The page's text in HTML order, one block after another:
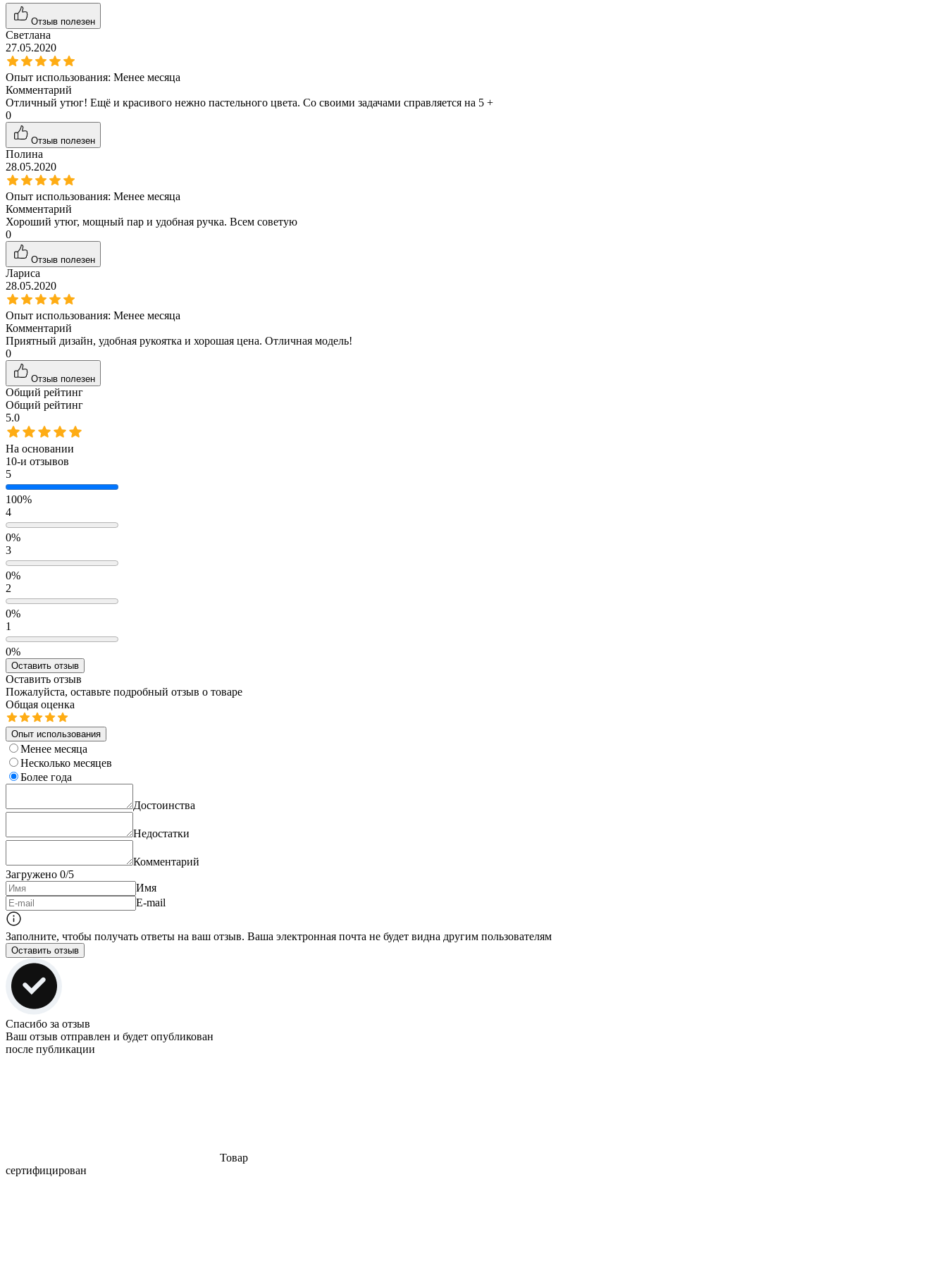
Отзыв полезен
Светлана
27.05.2020
Опыт использования: Менее месяца
Комментарий
Отличный утюг! Ещё и красивого нежно пастельного цвета. Со своими задачами справляется на 5 +
0
Отзыв полезен
Полина
28.05.2020
Опыт использования: Менее месяца
Комментарий
Хороший утюг, мощный пар и удобная ручка. Всем советую
0
Отзыв полезен
Лариса
28.05.2020
Опыт использования: Менее месяца
Комментарий
Приятный дизайн, удобная рукоятка и хорошая цена. Отличная модель!
0
Отзыв полезен
Общий рейтинг
Общий рейтинг
5.0
На основании
10-и отзывов
5
100%
4
0%
3
0%
2
0%
1
0%
Оставить отзыв
Оставить отзыв
Пожалуйста, оставьте подробный отзыв о товаре
Общая оценка
Опыт использования
Менее месяца
Несколько месяцев
Более года
Достоинства
Недостатки
Комментарий
Загружено 0/5
Имя
E-mail
Заполните, чтобы получать ответы на ваш отзыв. Ваша электронная почта не будет видна другим пользователям
Оставить отзыв
Спасибо за отзыв
Ваш отзыв отправлен и будет опубликован
после публикации
Товар
сертифицирован